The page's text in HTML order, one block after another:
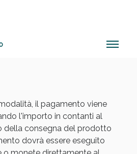
il pagamento viene
l'importo in contanti al
della consegna del prodotto
dovrà essere eseguito